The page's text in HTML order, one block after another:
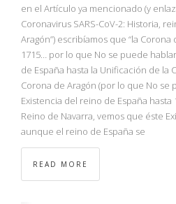
en el Artículo ya mencionado (y
Coronavirus SARS-CoV-2: Historia,
Aragón”) escribíamos que “la Corona
1715… por lo que No se puede
de España hasta la Unificación de la
Corona de Aragón (por lo que No se
Existencia del reino de España hasta
Reino de Navarra, vemos que éste
aunque el reino de España se
READ MORE